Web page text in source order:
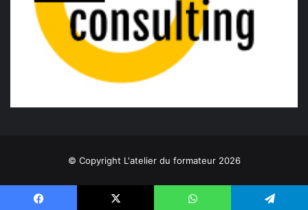
© Copyright L'atelier du formateur 2026